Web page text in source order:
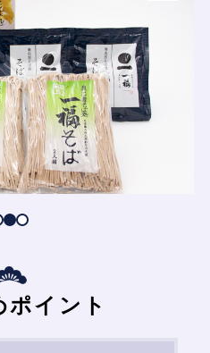
ポイント